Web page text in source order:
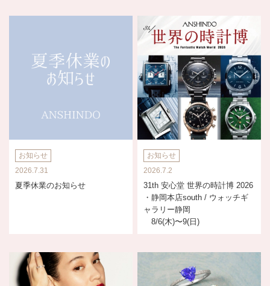
お知らせ
2026.7.31
夏季休業のお知らせ
お知らせ
2026.7.2
31th 安心堂 世界の時計博 2026
・静岡本店south / ウォッチギ
ャラリー静岡
8/6(木)〜9(日)